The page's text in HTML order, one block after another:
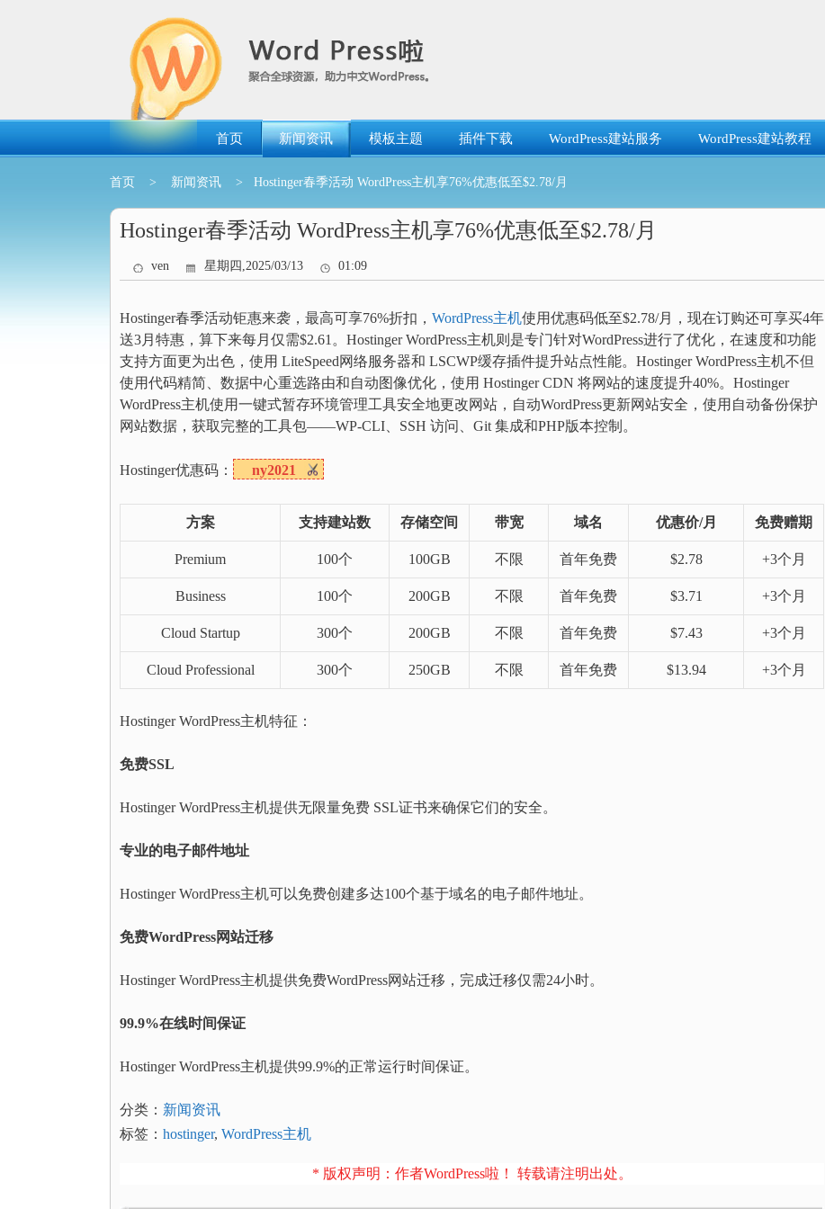
首页 新闻资讯 模板主题 插件下载 WordPress建站服务 WordPress建站教程
首页 > 新闻资讯 > Hostinger春季活动 WordPress主机享76%优惠低至$2.78/月
Hostinger春季活动 WordPress主机享76%优惠低至$2.78/月
ven 星期四,2025/03/13 01:09
Hostinger春季活动钜惠来袭，最高可享76%折扣， WordPress主机使用优惠码低至$2.78/月，现在订购还可享买4年
送3月特惠，算下来每月仅需$2.61。Hostinger WordPress主机则是专门针对WordPress进行了优化，在速度和功能
支持方面更为出色，使用 LiteSpeed网络服务器和 LSCWP缓存插件提升站点性能。Hostinger WordPress主机不但
使用代码精简、数据中心重选路由和自动图像优化，使用 Hostinger CDN 将网站的速度提升40%。Hostinger
WordPress主机使用一键式暂存环境管理工具安全地更改网站，自动WordPress更新网站安全，使用自动备份保护
网站数据，获取完整的工具包——WP-CLI、SSH 访问、Git 集成和PHP版本控制。
Hostinger优惠码： ny2021
方案 支持建站数 存储空间 带宽 域名 优惠价/月 免费赠期
Premium 100个 100GB 不限 首年免费 $2.78 +3个月
Business 100个 200GB 不限 首年免费 $3.71 +3个月
Cloud Startup 300个 200GB 不限 首年免费 $7.43 +3个月
Cloud Professional 300个 250GB 不限 首年免费 $13.94 +3个月
Hostinger WordPress主机特征：
免费SSL
Hostinger WordPress主机提供无限量免费 SSL证书来确保它们的安全。
专业的电子邮件地址
Hostinger WordPress主机可以免费创建多达100个基于域名的电子邮件地址。
免费WordPress网站迁移
Hostinger WordPress主机提供免费WordPress网站迁移，完成迁移仅需24小时。
99.9%在线时间保证
Hostinger WordPress主机提供99.9%的正常运行时间保证。
分类： 新闻资讯
标签： hostinger, WordPress主机
* 版权声明：作者WordPress啦！ 转载请注明出处。